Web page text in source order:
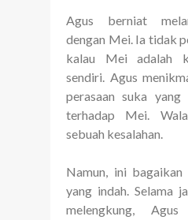
Agus berniat
dengan Mei. Ia tidak
kalau Mei adalah
sendiri. Agus
perasaan suka
terhadap Mei.
sebuah kesalahan.
Namun, ini bagaikan
yang indah. Selama
melengkung,